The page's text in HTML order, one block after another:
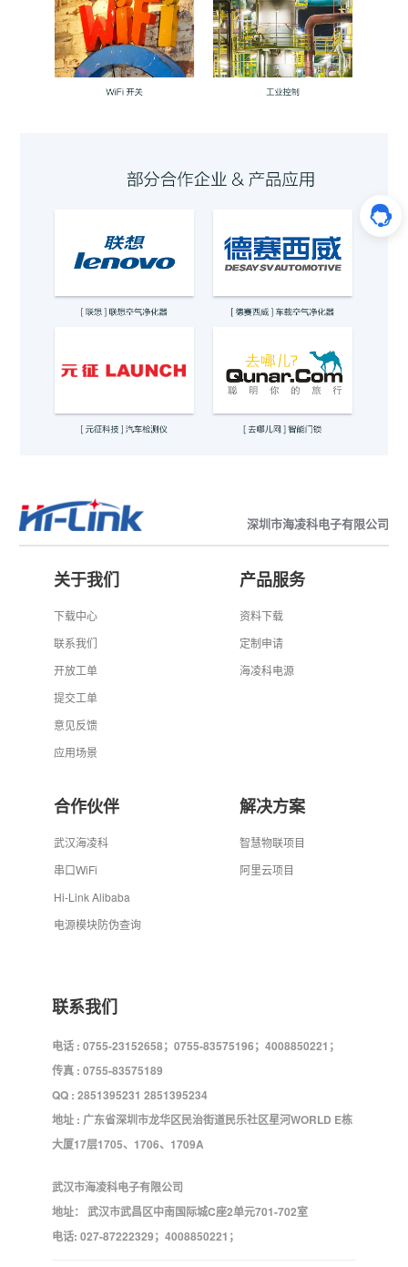
深圳市海凌科电子有限公司
关于我们
下载中心
联系我们
开放工单
提交工单
意见反馈
应用场景
产品服务
资料下载
定制申请
海凌科电源
合作伙伴
武汉海凌科
串口WiFi
Hi-Link Alibaba
电源模块防伪查询
解决方案
智慧物联项目
阿里云项目
联系我们
电话 : 0755-23152658；0755-83575196；4008850221；
传真 : 0755-83575189
QQ : 2851395231 2851395234
地址 : 广东省深圳市龙华区民治街道民乐社区星河WORLD E栋
大厦17层1705、1706、1709A
武汉市海凌科电子有限公司
地址： 武汉市武昌区中南国际城C座2单元701-702室
电话: 027-87222329；4008850221；